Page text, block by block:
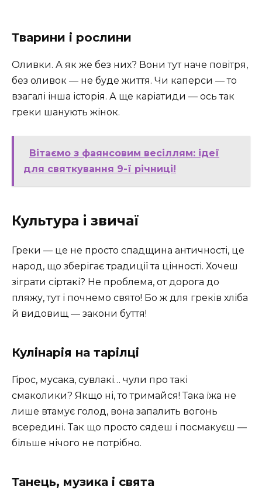
Тварини і рослини
Оливки. А як же без них? Вони тут наче повітря,
без оливок — не буде життя. Чи каперси — то
взагалі інша історія. А ще каріатиди — ось так
греки шанують жінок.
Вітаємо з фаянсовим весіллям: ідеї
для святкування 9-ї річниці!
Культура і звичаї
Греки — це не просто спадщина античності, це
народ, що зберігає традиції та цінності. Хочеш
зіграти сіртакі? Не проблема, от дорога до
пляжу, тут і почнемо свято! Бо ж для греків хліба
й видовищ — закони буття!
Кулінарія на тарілці
Гірос, мусака, сувлакі… чули про такі
смаколики? Якщо ні, то тримайся! Така їжа не
лише втамує голод, вона запалить вогонь
всередині. Так що просто сядеш і посмакуєш —
більше нічого не потрібно.
Танець, музика і свята